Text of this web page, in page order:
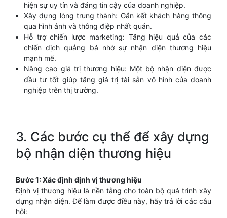
hiện sự uy tín và đáng tin cậy của doanh nghiệp.
Xây dựng lòng trung thành: Gắn kết khách hàng thông
qua hình ảnh và thông điệp nhất quán.
Hỗ trợ chiến lược marketing: Tăng hiệu quả của các
chiến dịch quảng bá nhờ sự nhận diện thương hiệu
mạnh mẽ.
Nâng cao giá trị thương hiệu: Một bộ nhận diện được
đầu tư tốt giúp tăng giá trị tài sản vô hình của doanh
nghiệp trên thị trường.
3. Các bước cụ thể để xây dựng
bộ nhận diện thương hiệu
Bước 1: Xác định định vị thương hiệu
Định vị thương hiệu là nền tảng cho toàn bộ quá trình xây
dựng nhận diện. Để làm được điều này, hãy trả lời các câu
hỏi: